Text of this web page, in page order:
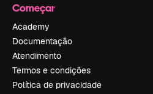
Começar
Academy
Documentação
Atendimento
Termos e condições
Política de privacidade